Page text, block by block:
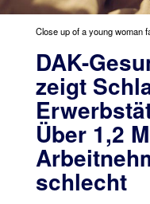
Close up of a young woman
DAK-
zeigt
Über 1,2
schlecht